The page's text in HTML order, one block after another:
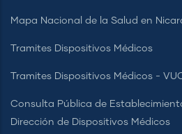
Mapa Nacional de la Salud en
Tramites Dispositivos Médicos
Tramites Dispositivos Médicos -
Consulta Pública de
Dirección de Dispositivos Médicos